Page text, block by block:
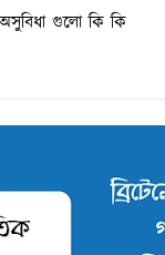
অসুবিধা গুলো কি কি